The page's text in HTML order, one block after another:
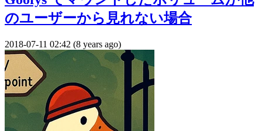
のユーザーから見れない場合
2018-07-11 02:42 (8 years ago)